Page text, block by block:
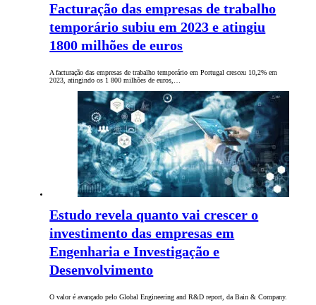
Facturação das empresas de trabalho
temporário subiu em 2023 e atingiu
1800 milhões de euros
A facturação das empresas de trabalho temporário em Portugal cresceu 10,2% em
2023, atingindo os 1 800 milhões de euros,…
Estudo revela quanto vai crescer o
investimento das empresas em
Engenharia e Investigação e
Desenvolvimento
O valor é avançado pelo Global Engineering and R&D report, da Bain & Company.